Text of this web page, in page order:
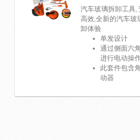
汽车玻璃拆卸工具,
高效,全新的汽车玻
卸体验
单发设计
通过侧面六
进行电动操
此套件包含
动器